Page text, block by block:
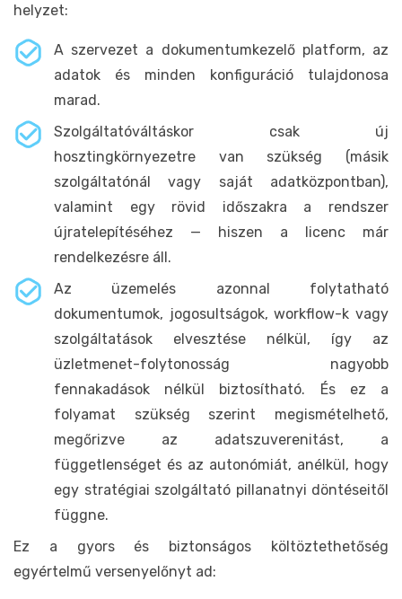
helyzet:
A szervezet a dokumentumkezelő platform, az
adatok és minden konfiguráció tulajdonosa
marad.
Szolgáltatóváltáskor csak új
hosztingkörnyezetre van szükség (másik
szolgáltatónál vagy saját adatközpontban),
valamint egy rövid időszakra a rendszer
újratelepítéséhez — hiszen a licenc már
rendelkezésre áll.
Az üzemelés azonnal folytatható
dokumentumok, jogosultságok, workflow-k vagy
szolgáltatások elvesztése nélkül, így az
üzletmenet-folytonosság nagyobb
fennakadások nélkül biztosítható. És ez a
folyamat szükség szerint megismételhető,
megőrizve az adatszuverenitást, a
függetlenséget és az autonómiát, anélkül, hogy
egy stratégiai szolgáltató pillanatnyi döntéseitől
függne.
Ez a gyors és biztonságos költöztethetőség
egyértelmű versenyelőnyt ad: